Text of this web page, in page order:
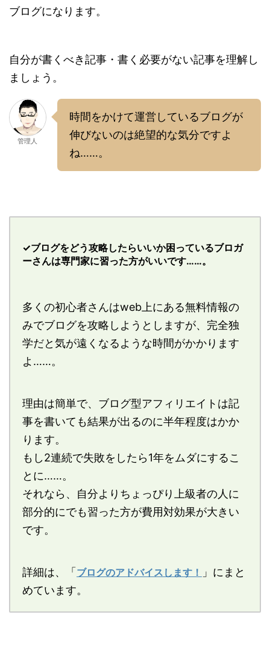
ブログになります。
自分が書くべき記事・書く必要がない記事を理解し
ましょう。
管理人
時間をかけて運営しているブログが
伸びないのは絶望的な気分ですよ
ね……。
✓ブログをどう攻略したらいいか困っているブロガ
ーさんは専門家に習った方がいいです……。
多くの初心者さんはweb上にある無料情報の
みでブログを攻略しようとしますが、完全独
学だと気が遠くなるような時間がかかります
よ……。
理由は簡単で、ブログ型アフィリエイトは記
事を書いても結果が出るのに半年程度はかか
ります。
もし2連続で失敗をしたら1年をムダにするこ
とに……。
それなら、自分よりちょっぴり上級者の人に
部分的にでも習った方が費用対効果が大きい
です。
詳細は、「 ブログのアドバイスします！ 」にまと
めています。